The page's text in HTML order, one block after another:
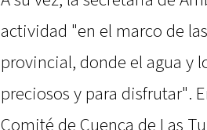
actividad "en el marco de
provincial, donde el agua y
preciosos y para disfrutar".
Comité de Cuenca de Las